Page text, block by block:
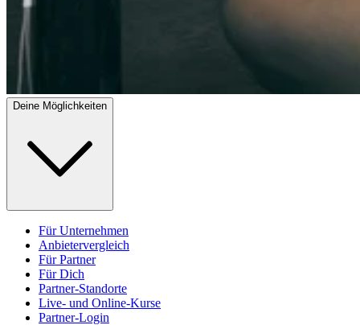
Deine Möglichkeiten
Für Unternehmen
Anbietervergleich
Für Partner
Für Dich
Partner-Standorte
Live- und Online-Kurse
Partner-Login